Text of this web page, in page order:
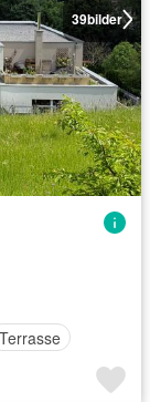
39bilder
Terrasse